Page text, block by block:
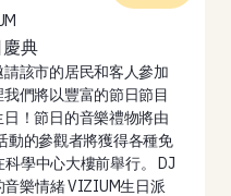
典
該市的居民和客人參加
們將以豐富的節日節目
！節日的音樂禮物將由
動的參觀者將獲得各種免
學中心大樓前舉行。 DJ
音樂情緒 VIZIUM生日派